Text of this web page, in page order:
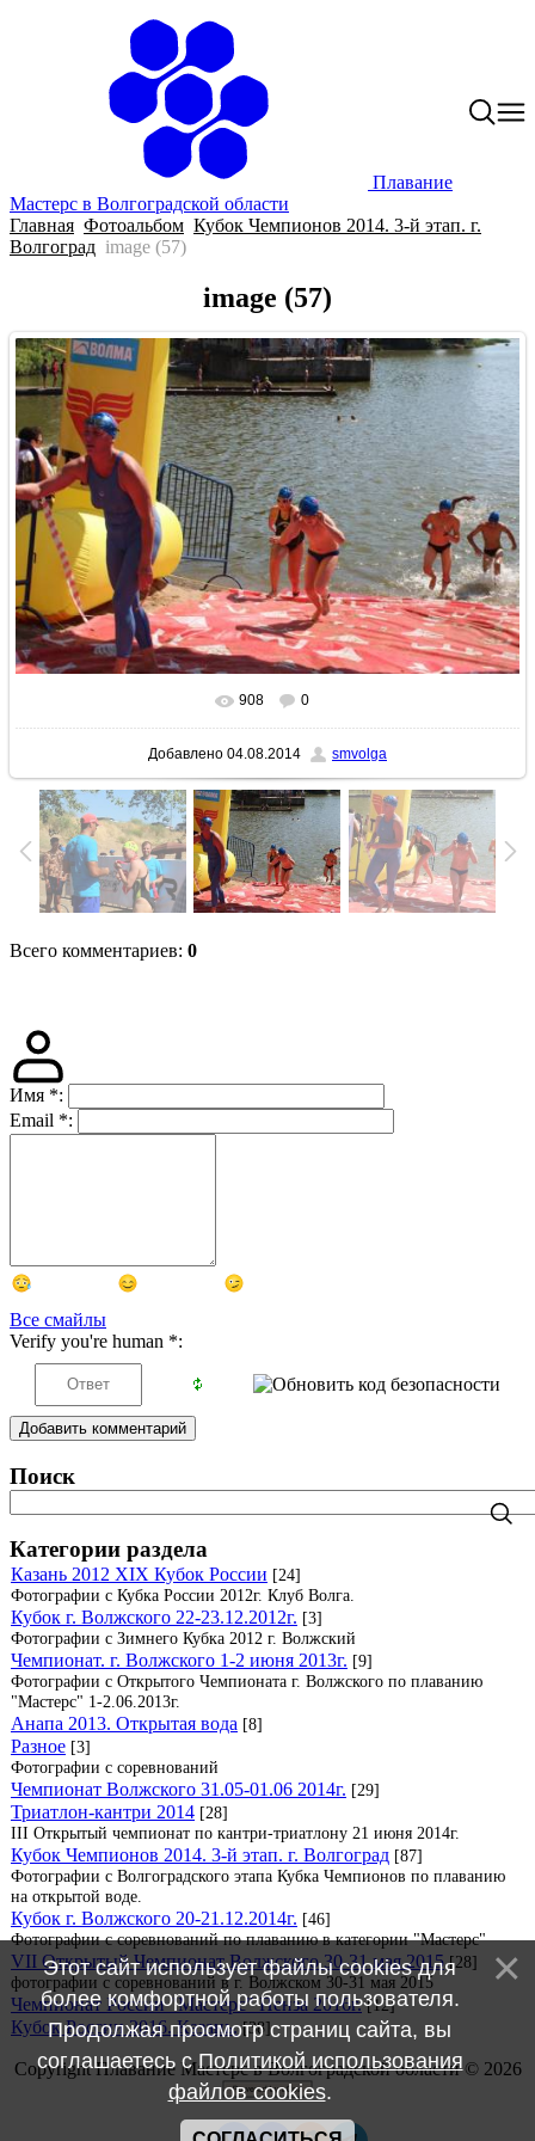
Плавание
Мастерс в Волгоградской области
Главная Фотоальбом Кубок Чемпионов 2014. 3-й этап. г.
Волгоград image (57)
image (57)
В реальном размере 1024x683
908 0
Добавлено 04.08.2014 smvolga
Всего комментариев: 0
Имя *:
Email *:
Все смайлы
Verify you're human *:
Добавить комментарий
Поиск
Категории раздела
Казань 2012 XIX Кубок России [24]
Фотографии с Кубка России 2012г. Клуб Волга.
Кубок г. Волжского 22-23.12.2012г. [3]
Фотографии с Зимнего Кубка 2012 г. Волжский
Чемпионат. г. Волжского 1-2 июня 2013г. [9]
Фотографии с Открытого Чемпионата г. Волжского по плаванию
"Мастерс" 1-2.06.2013г.
Анапа 2013. Открытая вода [8]
Разное [3]
Фотографии с соревнований
Чемпионат Волжского 31.05-01.06 2014г. [29]
Триатлон-кантри 2014 [28]
III Открытый чемпионат по кантри-триатлону 21 июня 2014г.
Кубок Чемпионов 2014. 3-й этап. г. Волгоград [87]
Фотографии с Волгоградского этапа Кубка Чемпионов по плаванию
на открытой воде.
Кубок г. Волжского 20-21.12.2014г. [46]
Фотографии с соревнований по плаванию в категории "Мастерс"
VII Открытый Чемпионат Волжского 30-31 мая 2015 [28]
фотографии с соревнований в г. Волжском 30-31 мая 2015
Чемпионат России "Мастерс" Пенза 2016г. [12]
Кубок России 2016. Казань. [38]
Copyright Плавание Мастерс в Волгоградской области © 2026
Этот сайт использует файлы cookies для
более комфортной работы пользователя.
Продолжая просмотр страниц сайта, вы
соглашаетесь сПолитикой использования
файлов cookies.